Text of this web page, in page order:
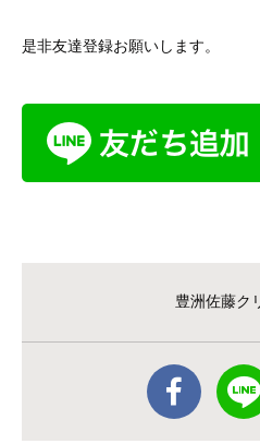
是非友達登録お願いします。
豊洲佐藤ク